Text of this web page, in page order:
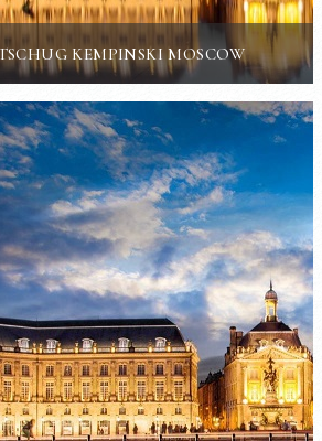
KEMPINSKI MOSCOW